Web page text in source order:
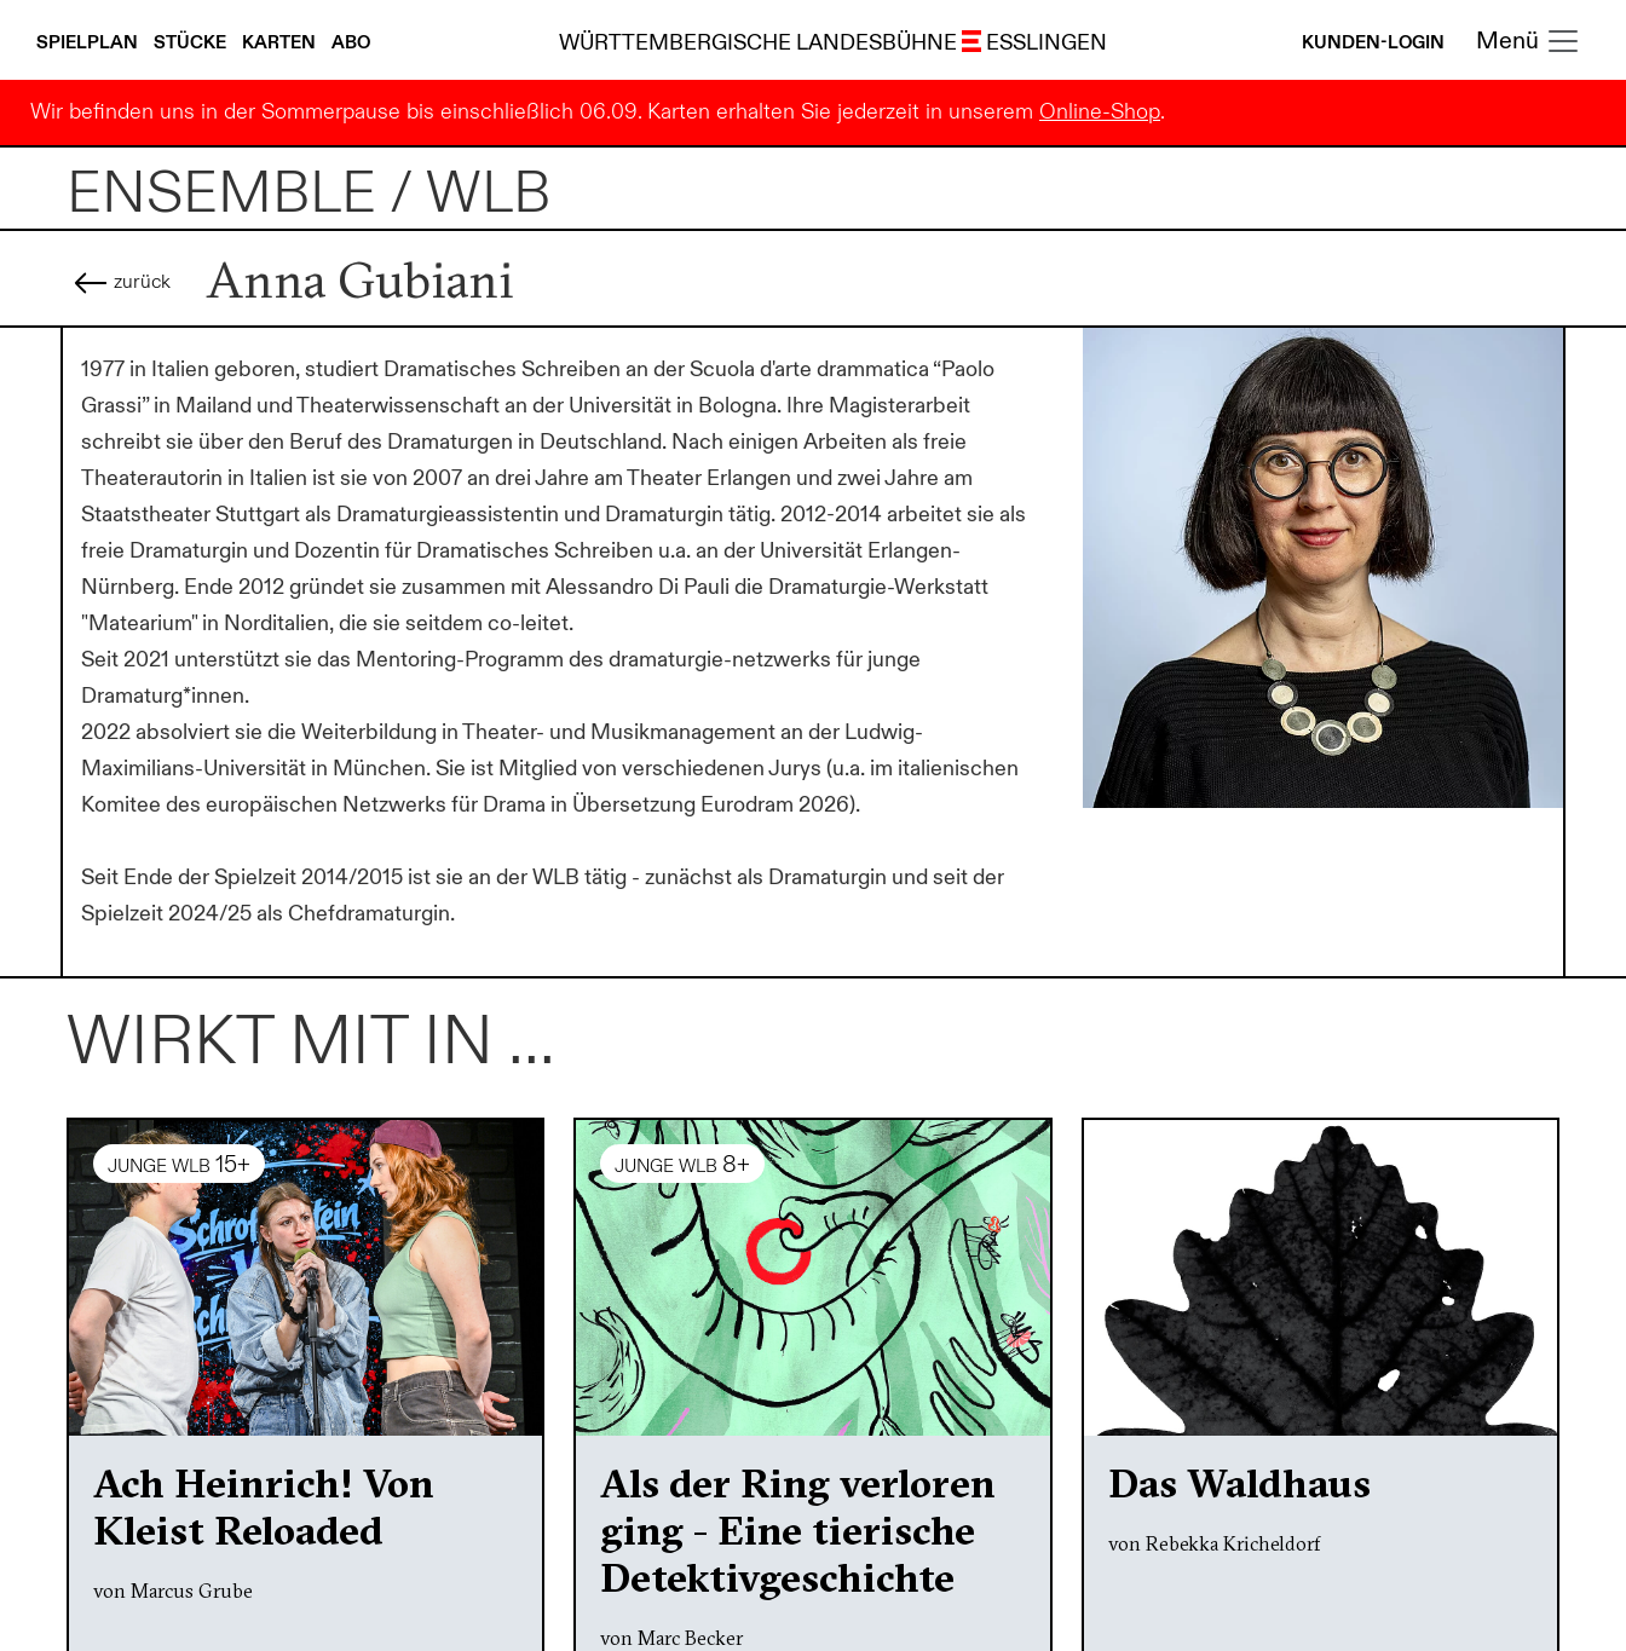
SPIELPLAN STÜCKE KARTEN ABO WÜRTTEMBERGISCHE LANDESBÜHNE ESSLINGEN KUNDEN-LOGIN Menü
Wir befinden uns in der Sommerpause bis einschließlich 06.09. Karten erhalten Sie jederzeit in unserem Online-Shop.
ENSEMBLE / WLB
zurück Anna Gubiani
1977 in Italien geboren, studiert Dramatisches Schreiben an der Scuola d'arte drammatica “Paolo
Grassi” in Mailand und Theaterwissenschaft an der Universität in Bologna. Ihre Magisterarbeit
schreibt sie über den Beruf des Dramaturgen in Deutschland. Nach einigen Arbeiten als freie
Theaterautorin in Italien ist sie von 2007 an drei Jahre am Theater Erlangen und zwei Jahre am
Staatstheater Stuttgart als Dramaturgieassistentin und Dramaturgin tätig. 2012-2014 arbeitet sie als
freie Dramaturgin und Dozentin für Dramatisches Schreiben u.a. an der Universität Erlangen-
Nürnberg. Ende 2012 gründet sie zusammen mit Alessandro Di Pauli die Dramaturgie-Werkstatt
"Matearium" in Norditalien, die sie seitdem co-leitet.
Seit 2021 unterstützt sie das Mentoring-Programm des dramaturgie-netzwerks für junge
Dramaturg*innen.
2022 absolviert sie die Weiterbildung in Theater- und Musikmanagement an der Ludwig-
Maximilians-Universität in München. Sie ist Mitglied von verschiedenen Jurys (u.a. im italienischen
Komitee des europäischen Netzwerks für Drama in Übersetzung Eurodram 2026).
Seit Ende der Spielzeit 2014/2015 ist sie an der WLB tätig - zunächst als Dramaturgin und seit der
Spielzeit 2024/25 als Chefdramaturgin.
WIRKT MIT IN ...
JUNGE WLB 15+
Ach Heinrich! Von
Kleist Reloaded
von Marcus Grube
JUNGE WLB 8+
Als der Ring verloren
ging - Eine tierische
Detektivgeschichte
von Marc Becker
Das Waldhaus
von Rebekka Kricheldorf